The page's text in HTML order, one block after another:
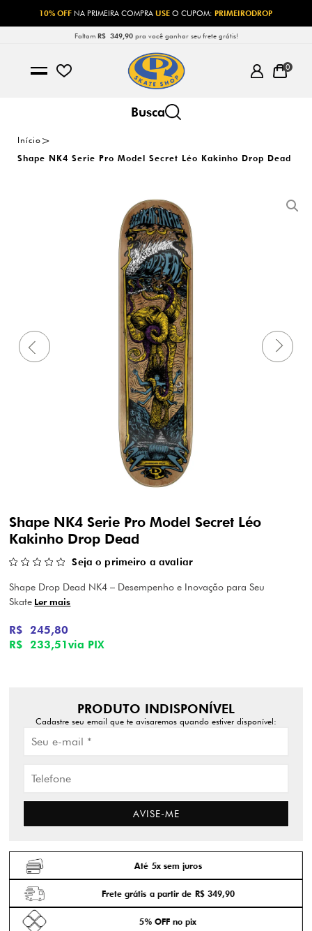
10% OFF NA PRIMEIRA COMPRAUSEO CUPOM:PRIMEIRODROP
Faltam R$ 349,90pra você ganhar seu frete grátis!
0
Início
Shape NK4 Serie Pro Model Secret Léo Kakinho Drop Dead
Shape NK4 Serie Pro Model Secret Léo
Kakinho Drop Dead
Seja o primeiro a avaliar
Shape Drop Dead NK4 – Desempenho e Inovação para Seu
Skate Ler mais
R$ 233,51via PIX
R$ 245,80
PRODUTO INDISPONÍVEL
Cadastre seu email que te avisaremos quando estiver disponível:
AVISE-ME
Até 5x sem juros
Frete grátis a partir de R$ 349,90
5% OFF no pix